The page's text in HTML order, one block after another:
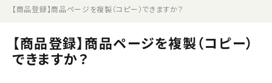
【商品登録】商品ページを複製（コピー）できますか？
【商品登録】商品ページを複製（コピー）
できますか？